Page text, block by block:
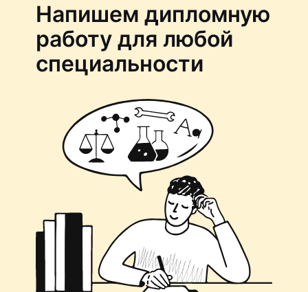
Напишем дипломную
работу для любой
специальности